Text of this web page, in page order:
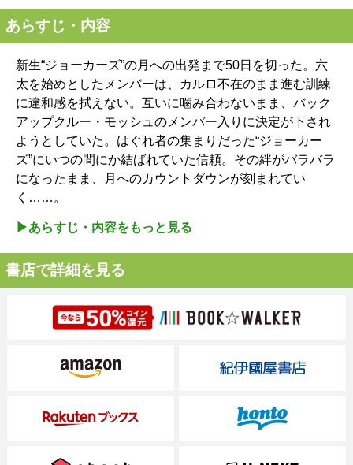
あらすじ・内容
新生“ジョーカーズ”の月への出発まで50日を切った。六
太を始めとしたメンバーは、カルロ不在のまま進む訓練
に違和感を拭えない。互いに噛み合わないまま、バック
アップクルー・モッシュのメンバー入りに決定が下され
ようとしていた。はぐれ者の集まりだった“ジョーカー
ズ”にいつの間にか結ばれていた信頼。その絆がバラバラ
になったまま、月へのカウントダウンが刻まれてい
く……。
▶︎あらすじ・内容をもっと見る
書店で詳細を見る